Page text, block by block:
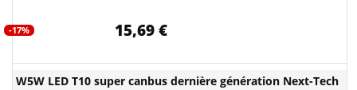
-17% 15,69 €
W5W LED T10 super canbus dernière génération Next-Tech